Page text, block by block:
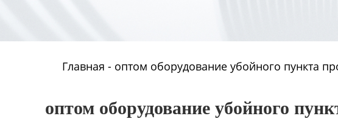
Главная - оптом оборудование убойного пункта
оптом оборудование убойного